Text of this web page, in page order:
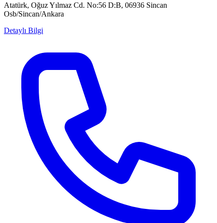
Atatürk, Oğuz Yılmaz Cd. No:56 D:B, 06936 Sincan
Osb/Sincan/Ankara
Detaylı Bilgi